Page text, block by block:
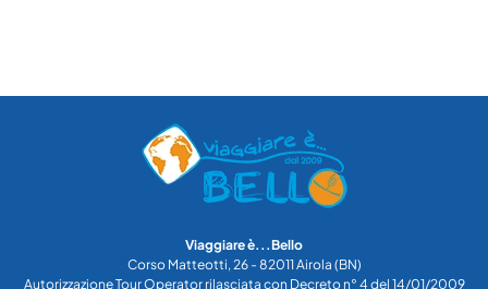
Viaggiare è...Bello
Corso Matteotti, 26 - 82011 Airola (BN)
Autorizzazione Tour Operator rilasciata con Decreto n° 4 del 14/01/2009